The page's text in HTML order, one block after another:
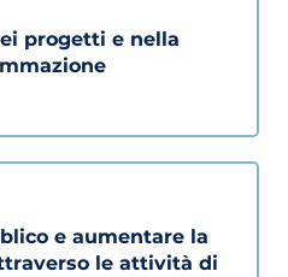
progetti e nella
e aumentare la
le attività di